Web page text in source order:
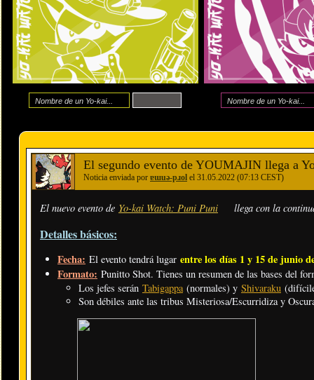
El segundo evento de YOUMAJIN llega a
Noticia enviada por ɐɯuǝ-pɹol el 31.05.2022 (07:13 CEST)
El nuevo evento de Yo-kai Watch: Puni Puni llega con la
Detalles básicos:
Fecha: El evento tendrá lugar entre los días 1 y 15 de junio
Formato: Punitto Shot. Tienes un resumen de las bases del
Los jefes serán Tabigappa(normales) y Shivaraku
Son débiles ante las tribus Misteriosa/Escurridiza y